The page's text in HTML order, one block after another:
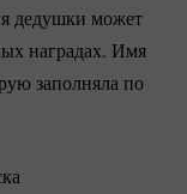
дедушки может
наградах. Имя
заполняла по